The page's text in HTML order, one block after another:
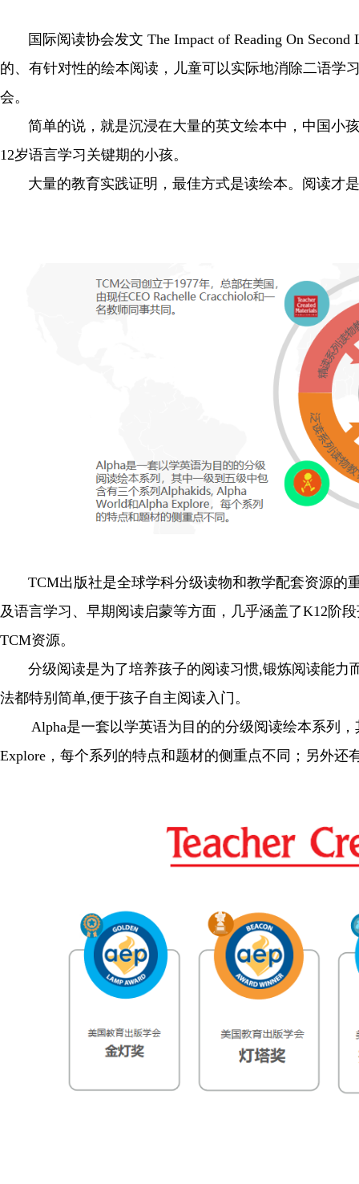
国际阅读协会发文 The Impact of Reading On Second
的、有针对性的绘本阅读，儿童可以实际地消除二语学
会。
简单的说，就是沉浸在大量的英文绘本中，中国小
12岁语言学习关键期的小孩。
大量的教育实践证明，最佳方式是读绘本。阅读才
TCM出版社是全球学科分级读物和教学配套资源的
及语言学习、早期阅读启蒙等方面，几乎涵盖了K12阶
TCM资源。
分级阅读是为了培养孩子的阅读习惯,锻炼阅读能力
法都特别简单,便于孩子自主阅读入门。
Alpha是一套以学英语为目的的分级阅读绘本系列，
Explore，每个系列的特点和题材的侧重点不同；另外还